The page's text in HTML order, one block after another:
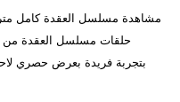
مشاهدة مسلسل العقدة كامل
حلقات مسلسل العقدة
بتجربة فريدة بعرض حصري